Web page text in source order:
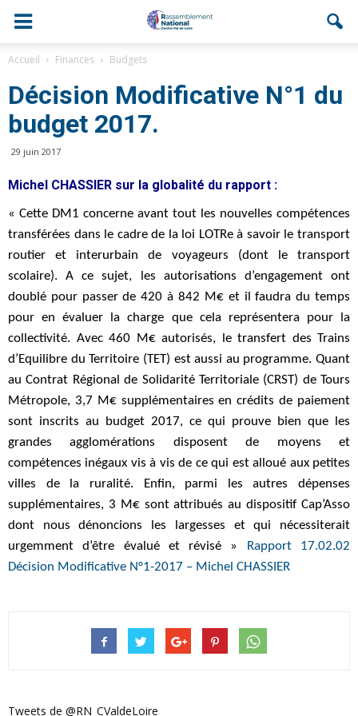
Accueil Finances Budgets
Décision Modificative N°1 du
budget 2017.
29 juin 2017
Michel CHASSIER sur la globalité du rapport :
« Cette DM1 concerne avant tout les nouvelles compétences
transférées dans le cadre de la loi LOTRe à savoir le transport
routier et interurbain de voyageurs (dont le transport
scolaire). A ce sujet, les autorisations d’engagement ont
doublé pour passer de 420 à 842 M€ et il faudra du temps
pour en évaluer la charge que cela représentera pour la
collectivité. Avec 460 M€ autorisés, le transfert des Trains
d’Equilibre du Territoire (TET) est aussi au programme. Quant
au Contrat Régional de Solidarité Territoriale (CRST) de Tours
Métropole, 3,7 M€ supplémentaires en crédits de paiement
sont inscrits au budget 2017, ce qui prouve bien que les
grandes agglomérations disposent de moyens et
compétences inégaux vis à vis de ce qui est alloué aux petites
villes de la ruralité. Enfin, parmi les autres dépenses
supplémentaires, 3 M€ sont attribués au dispositif Cap’Asso
dont nous dénoncions les largesses et qui nécessiterait
urgemment d’être évalué et révisé »
Rapport 17.02.02
Décision Modificative N°1-2017 – Michel CHASSIER
Tweets de @RN_CValdeLoire